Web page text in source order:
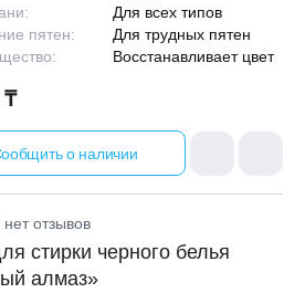
Для всех типов
пятен:
Для трудных пятен
Восстанавливает цвет
₸
о наличии
отзывов
стирки черного белья
алмаз»